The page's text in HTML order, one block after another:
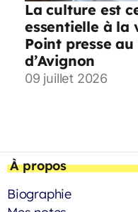
La culture est
essentielle à la
Point presse
d’Avignon
09 juillet 2026
À propos
Biographie